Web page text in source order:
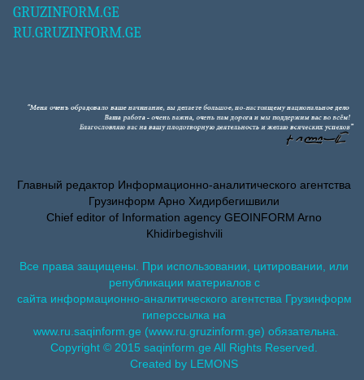
GRUZINFORM.GE
RU.GRUZINFORM.GE
Главный редактор Информационно-аналитического агентства
Грузинформ Арно Хидирбегишвили
Chief editor of Information agency GEOINFORM Arno
Khidirbegishvili
Все права защищены. При использовании, цитировании, или
републикации материалов с
сайта информационно-аналитического агентства Грузинформ
гиперссылка на
www.ru.saqinform.ge (www.ru.gruzinform.ge) обязательна.
Copyright © 2015 saqinform.ge All Rights Reserved.
Created by LEMONS